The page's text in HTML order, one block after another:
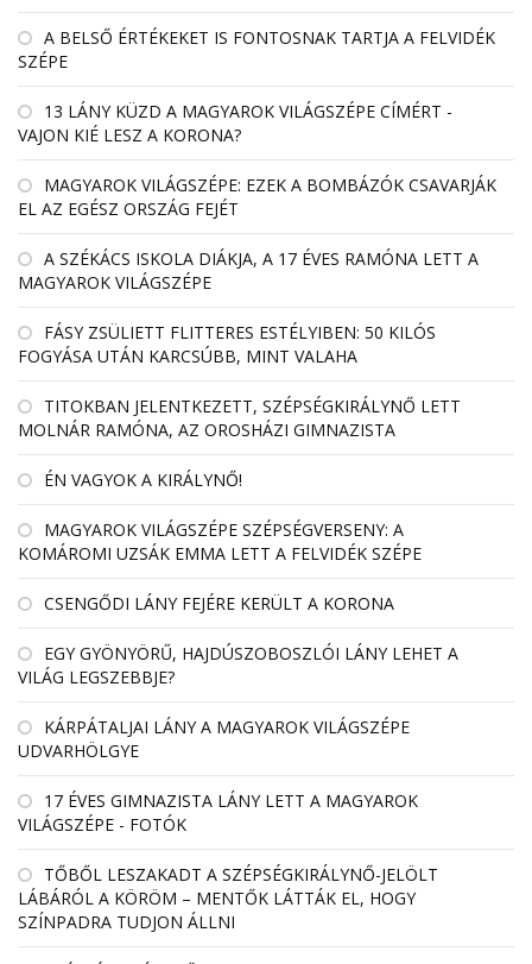
A BELSŐ ÉRTÉKEKET IS FONTOSNAK TARTJA A FELVIDÉK
SZÉPE
13 LÁNY KÜZD A MAGYAROK VILÁGSZÉPE CÍMÉRT -
VAJON KIÉ LESZ A KORONA?
MAGYAROK VILÁGSZÉPE: EZEK A BOMBÁZÓK CSAVARJÁK
EL AZ EGÉSZ ORSZÁG FEJÉT
A SZÉKÁCS ISKOLA DIÁKJA, A 17 ÉVES RAMÓNA LETT A
MAGYAROK VILÁGSZÉPE
FÁSY ZSÜLIETT FLITTERES ESTÉLYIBEN: 50 KILÓS
FOGYÁSA UTÁN KARCSÚBB, MINT VALAHA
TITOKBAN JELENTKEZETT, SZÉPSÉGKIRÁLYNŐ LETT
MOLNÁR RAMÓNA, AZ OROSHÁZI GIMNAZISTA
ÉN VAGYOK A KIRÁLYNŐ!
MAGYAROK VILÁGSZÉPE SZÉPSÉGVERSENY: A
KOMÁROMI UZSÁK EMMA LETT A FELVIDÉK SZÉPE
CSENGŐDI LÁNY FEJÉRE KERÜLT A KORONA
EGY GYÖNYÖRŰ, HAJDÚSZOBOSZLÓI LÁNY LEHET A
VILÁG LEGSZEBBJE?
KÁRPÁTALJAI LÁNY A MAGYAROK VILÁGSZÉPE
UDVARHÖLGYE
17 ÉVES GIMNAZISTA LÁNY LETT A MAGYAROK
VILÁGSZÉPE - FOTÓK
TŐBŐL LESZAKADT A SZÉPSÉGKIRÁLYNŐ-JELÖLT
LÁBÁRÓL A KÖRÖM – MENTŐK LÁTTÁK EL, HOGY
SZÍNPADRA TUDJON ÁLLNI